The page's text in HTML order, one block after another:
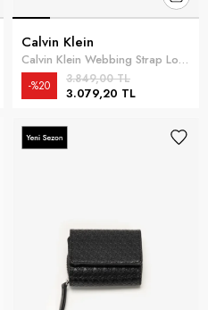
Calvin Klein
Calvin Klein Webbing Strap Long Z Kadın Cüzdan Siyah
3.079,20 TL
3.849,00 TL
%20